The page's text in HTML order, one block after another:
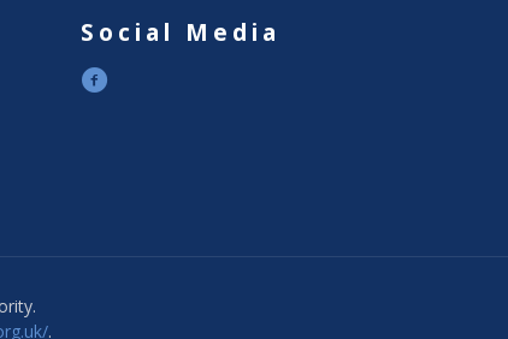
Social Media
.